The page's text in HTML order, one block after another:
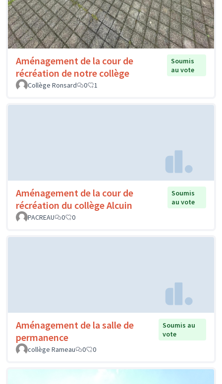
Aménagement de la cour de
récréation de notre collège
Soumis
au vote
Collège Ronsard
0 1
Aménagement de la cour de
récréation du collège Alcuin
Soumis
au vote
PACREAU
0 0
Aménagement de la salle de
permanence
Soumis au
vote
collège Rameau
0 0